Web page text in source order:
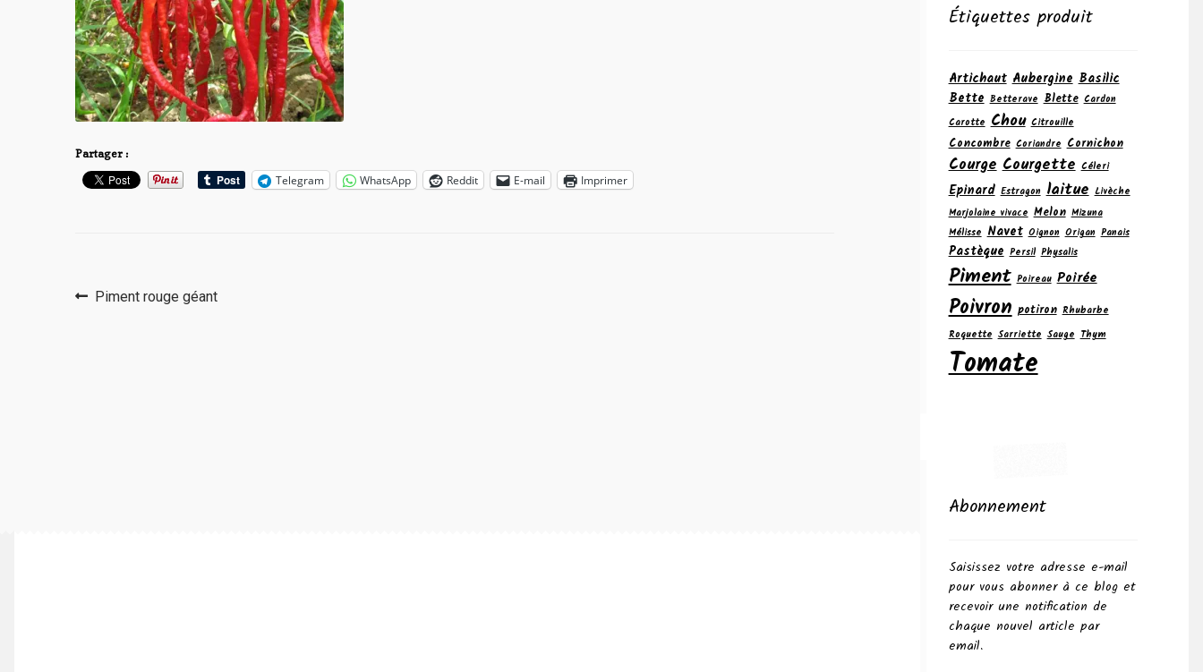
Partager :
Telegram WhatsApp Reddit E-mail Imprimer
Navigation
Article
Piment rouge géant
Étiquettes produit
Artichaut Aubergine Basilic
Bette Betterave Blette Cardon
Carotte Chou Citrouille
Concombre Coriandre Cornichon
Courge Courgette Céleri
Epinard Estragon laitue Livèche
Marjolaine vivace Melon Mizuna
Mélisse Navet Oignon Origan Panais
Pastèque Persil Physalis
Piment Poireau Poirée
Poivron potiron Rhubarbe
Roquette Sarriette Sauge Thym
Tomate
Abonnement
Saisissez votre adresse e-mail
pour vous abonner à ce blog et
recevoir une notification de
chaque nouvel article par
email.